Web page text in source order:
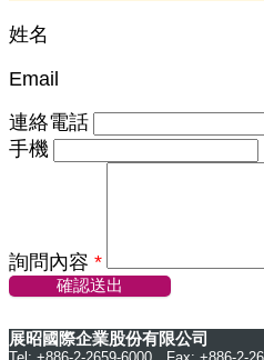
姓名
Email
連絡電話
手機
詢問內容 *
確認送出
展昭國際企業股份有限公司